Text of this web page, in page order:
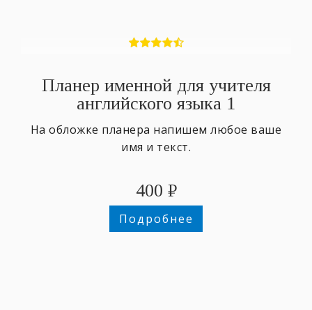
Планер именной для учителя
английского языка 1
На обложке планера напишем любое ваше
имя и текст.
400 ₽
Подробнее